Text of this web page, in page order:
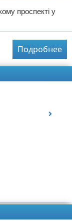
проспекті у
Подробнее